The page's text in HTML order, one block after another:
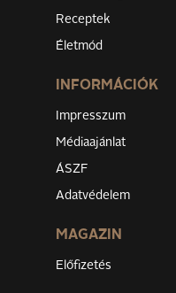
Receptek
Életmód
INFORMÁCIÓK
Impresszum
Médiaajánlat
ÁSZF
Adatvédelem
MAGAZIN
Előfizetés